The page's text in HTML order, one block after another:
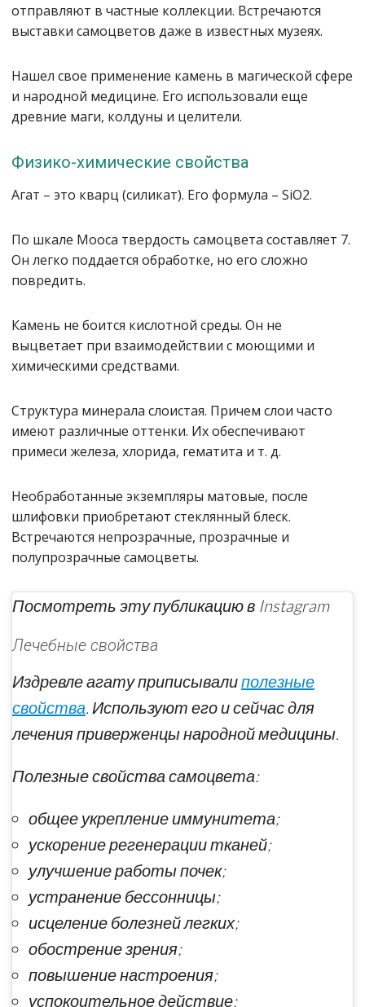
отправляют в частные коллекции. Встречаются
выставки самоцветов даже в известных музеях.
Нашел свое применение камень в магической сфере
и народной медицине. Его использовали еще
древние маги, колдуны и целители.
Физико-химические свойства
Агат – это кварц (силикат). Его формула – SiO2.
По шкале Мооса твердость самоцвета составляет 7.
Он легко поддается обработке, но его сложно
повредить.
Камень не боится кислотной среды. Он не
выцветает при взаимодействии с моющими и
химическими средствами.
Структура минерала слоистая. Причем слои часто
имеют различные оттенки. Их обеспечивают
примеси железа, хлорида, гематита и т. д.
Необработанные экземпляры матовые, после
шлифовки приобретают стеклянный блеск.
Встречаются непрозрачные, прозрачные и
полупрозрачные самоцветы.
Посмотреть эту публикацию в Instagram
Лечебные свойства
Издревле агату приписывалиполезные
свойства . Используют его и сейчас для
лечения приверженцы народной медицины.
Полезные свойства самоцвета:
общее укрепление иммунитета;
ускорение регенерации тканей;
улучшение работы почек;
устранение бессонницы;
исцеление болезней легких;
обострение зрения;
повышение настроения;
успокоительное действие;